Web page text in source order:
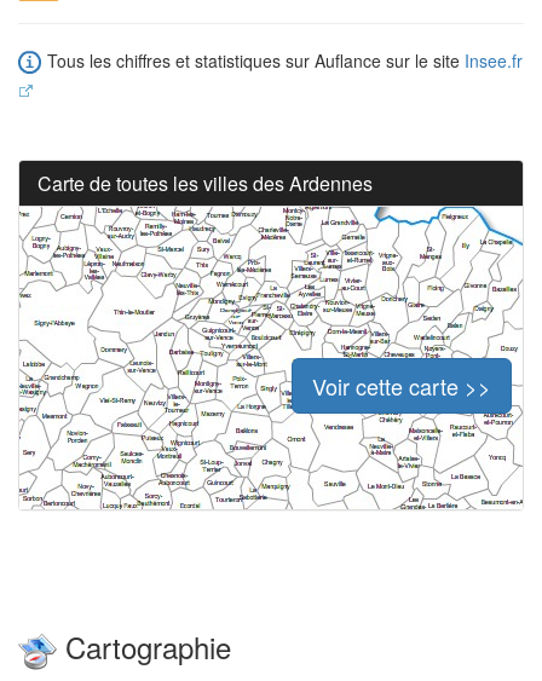
Tous les chiffres et statistiques sur Auflance sur le site Insee.fr
Carte de toutes les villes des Ardennes
Voir cette carte >>
Cartographie